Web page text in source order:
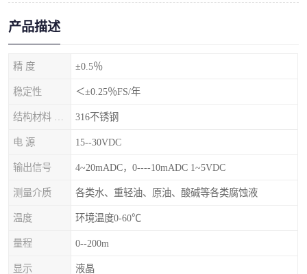
产品描述
精 度 ±0.5％
稳定性 ＜±0.25％FS/年
316不锈钢
电 源 15--30VDC
输出信号 4~20mADC，0----10mADC 1~5VDC
测量介质 各类水、重轻油、原油、酸碱等各类腐蚀液
温度 环境温度0-60℃
量程 0--200m
显示 液晶